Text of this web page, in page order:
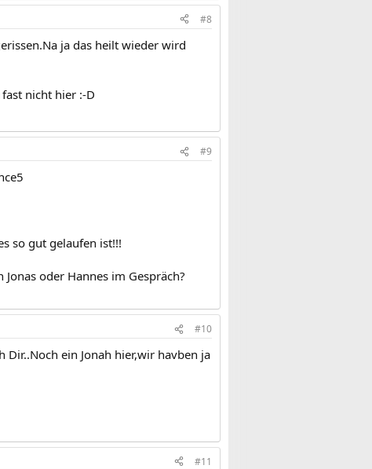
#8
ja das heilt wieder wird
nicht hier :-D
#9
so gut gelaufen ist!!!
oder Hannes im Gespräch?
#10
ein Jonah hier,wir havben ja
#11